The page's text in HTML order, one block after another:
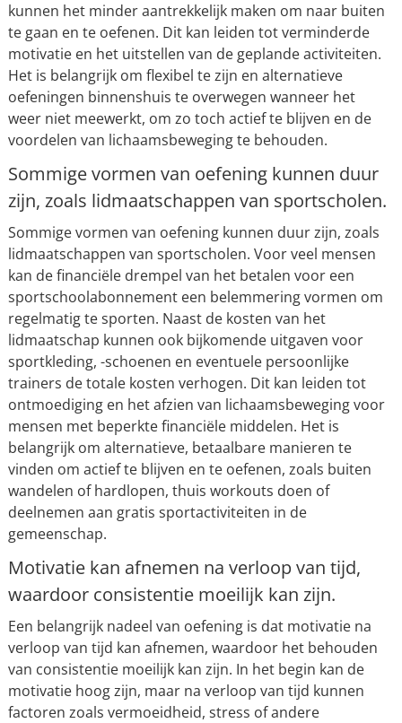
kunnen het minder aantrekkelijk maken om naar buiten
te gaan en te oefenen. Dit kan leiden tot verminderde
motivatie en het uitstellen van de geplande activiteiten.
Het is belangrijk om flexibel te zijn en alternatieve
oefeningen binnenshuis te overwegen wanneer het
weer niet meewerkt, om zo toch actief te blijven en de
voordelen van lichaamsbeweging te behouden.
Sommige vormen van oefening kunnen duur
zijn, zoals lidmaatschappen van sportscholen.
Sommige vormen van oefening kunnen duur zijn, zoals
lidmaatschappen van sportscholen. Voor veel mensen
kan de financiële drempel van het betalen voor een
sportschoolabonnement een belemmering vormen om
regelmatig te sporten. Naast de kosten van het
lidmaatschap kunnen ook bijkomende uitgaven voor
sportkleding, -schoenen en eventuele persoonlijke
trainers de totale kosten verhogen. Dit kan leiden tot
ontmoediging en het afzien van lichaamsbeweging voor
mensen met beperkte financiële middelen. Het is
belangrijk om alternatieve, betaalbare manieren te
vinden om actief te blijven en te oefenen, zoals buiten
wandelen of hardlopen, thuis workouts doen of
deelnemen aan gratis sportactiviteiten in de
gemeenschap.
Motivatie kan afnemen na verloop van tijd,
waardoor consistentie moeilijk kan zijn.
Een belangrijk nadeel van oefening is dat motivatie na
verloop van tijd kan afnemen, waardoor het behouden
van consistentie moeilijk kan zijn. In het begin kan de
motivatie hoog zijn, maar na verloop van tijd kunnen
factoren zoals vermoeidheid, stress of andere